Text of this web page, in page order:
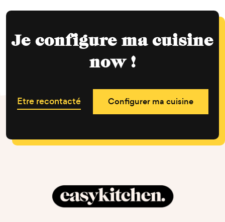
Je configure ma cuisine
now !
Etre recontacté Configurer ma cuisine